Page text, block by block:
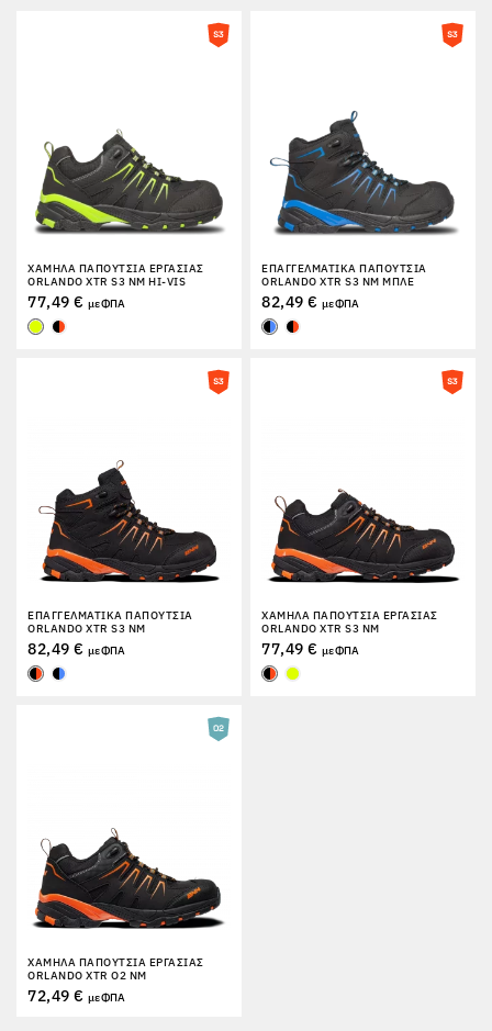
ΧΑΜΗΛΆ ΠΑΠΟΎΤΣΙΑ ΕΡΓΑΣΊΑΣ
ORLANDO XTR S3 NM HI-VIS
77,49 € με ΦΠΑ
ΕΠΑΓΓΕΛΜΑΤΙΚΆ ΠΑΠΟΎΤΣΙΑ
ORLANDO XTR S3 NM ΜΠΛΕ
82,49 € με ΦΠΑ
ΕΠΑΓΓΕΛΜΑΤΙΚΆ ΠΑΠΟΎΤΣΙΑ
ORLANDO XTR S3 NM
82,49 € με ΦΠΑ
ΧΑΜΗΛΆ ΠΑΠΟΎΤΣΙΑ ΕΡΓΑΣΊΑΣ
ORLANDO XTR S3 NM
77,49 € με ΦΠΑ
ΧΑΜΗΛΆ ΠΑΠΟΎΤΣΙΑ ΕΡΓΑΣΊΑΣ
ORLANDO XTR O2 NM
72,49 € με ΦΠΑ